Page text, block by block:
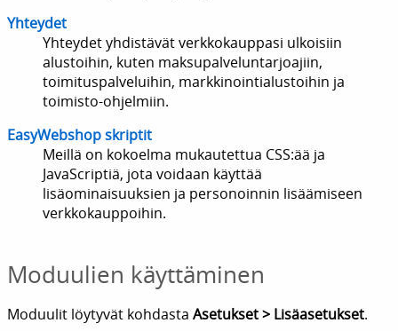
Yhteydet
Yhteydet yhdistävät verkkokauppasi ulkoisiin
alustoihin, kuten maksupalveluntarjoajiin,
toimituspalveluihin, markkinointialustoihin ja
toimisto-ohjelmiin.
EasyWebshop skriptit
Meillä on kokoelma mukautettua CSS:ää ja
JavaScriptiä, jota voidaan käyttää
lisäominaisuuksien ja personoinnin lisäämiseen
verkkokauppoihin.
Moduulien käyttäminen
Moduulit löytyvät kohdasta Asetukset > Lisäasetukset.